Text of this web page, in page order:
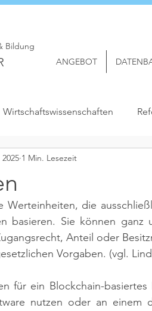
Bildung
ANGEBOT
Wirtschaftswissenschaften
1 Min. Lesezeit
Werteinheiten, die
basieren. Sie können
Anteil oder
Vorgaben. (vgl.
für ein Blockchain-
nutzen oder an einem